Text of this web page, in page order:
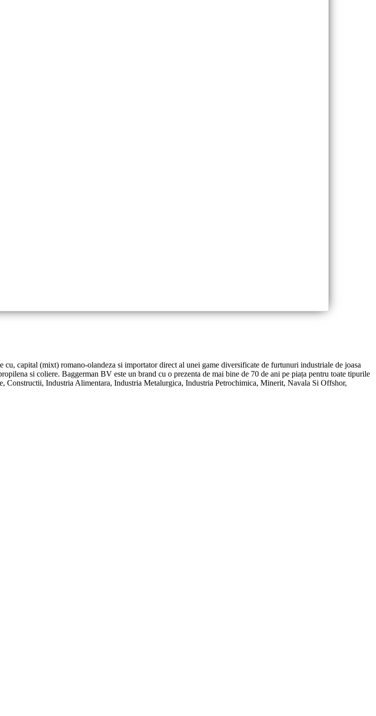
capital (mixt) romano-olandeza si importator direct al unei game diversificate de furtunuri industriale de joasa
si coliere. Baggerman BV este un brand cu o prezenta de mai bine de 70 de ani pe piața pentru toate tipurile
Industria Alimentara, Industria Metalurgica, Industria Petrochimica, Minerit, Navala Si Offshor,